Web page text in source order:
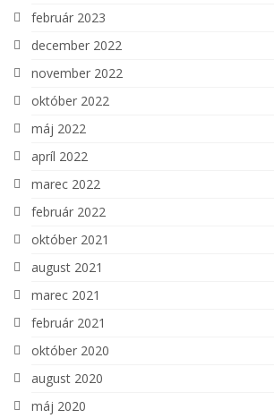
február 2023
december 2022
november 2022
október 2022
máj 2022
apríl 2022
marec 2022
február 2022
október 2021
august 2021
marec 2021
február 2021
október 2020
august 2020
máj 2020